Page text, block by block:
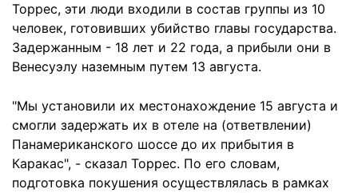
Торрес, эти люди входили в состав группы из 10
человек, готовивших убийство главы государства.
Задержанным - 18 лет и 22 года, а прибыли они в
Венесуэлу наземным путем 13 августа.
"Мы установили их местонахождение 15 августа и
смогли задержать их в отеле на (ответвлении)
Панамериканского шоссе до их прибытия в
Каракас", - сказал Торрес. По его словам,
подготовка покушения осуществлялась в рамках